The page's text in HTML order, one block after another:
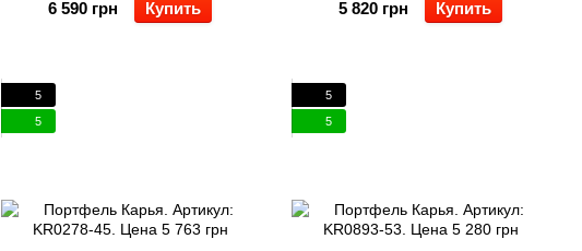
6 590 грн
Купить
5 820 грн
Купить
5
5
5
5